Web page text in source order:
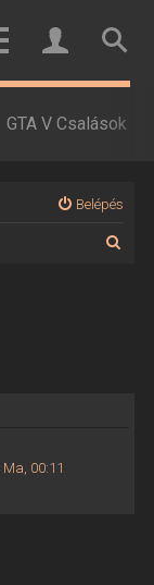
GTA V Csalások
Belépés
Ma, 00:11